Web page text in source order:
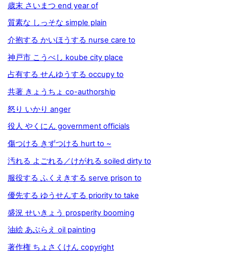
歳末 さいまつ end year of
質素な しっそな simple plain
介抱する かいほうする nurse care to
神戸市 こうべし koube city place
占有する せんゆうする occupy to
共著 きょうちょ co-authorship
怒り いかり anger
役人 やくにん government officials
傷つける きずつける hurt to ~
汚れる よごれる／けがれる soiled dirty to
服役する ふくえきする serve prison to
優先する ゆうせんする priority to take
盛況 せいきょう prosperity booming
油絵 あぶらえ oil painting
著作権 ちょさくけん copyright